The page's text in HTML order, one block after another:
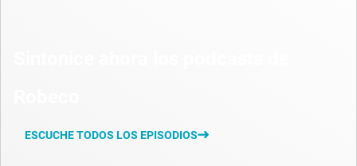
ESCUCHE TODOS LOS EPISODIOS